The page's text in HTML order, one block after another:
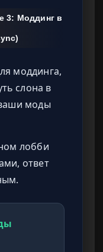
3: Моддинг в
моддинга,
слона в
моды
лобби
ответ